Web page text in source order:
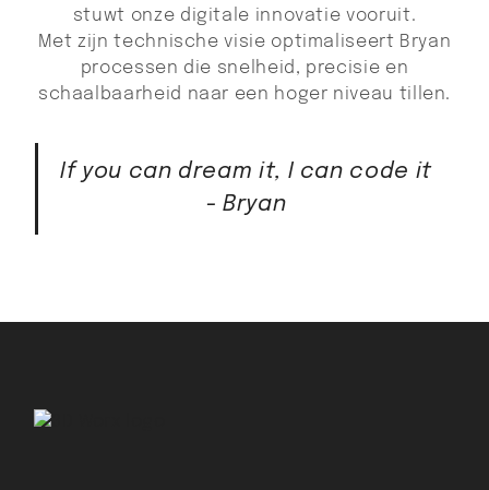
stuwt onze digitale innovatie vooruit.
Met zijn technische visie optimaliseert Bryan
processen die snelheid, precisie en
schaalbaarheid naar een hoger niveau tillen.
If you can dream it, I can code it
- Bryan